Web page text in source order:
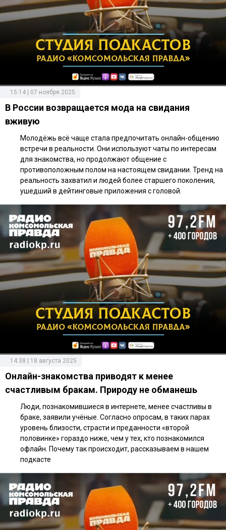
15:14 | 07 ноября 2025
В России возвращается мода на свидания
вживую
Молодёжь всё чаще стала предпочитать онлайн-общению
встречи в реальности. Они используют чаты по интересам
для знакомства, но продолжают общение с
противоположным полом на настоящем свидании. Тренд на
реальность захватил и людей более старшего поколения,
ушедший в дейтинговые приложения с головой.
14:38 | 18 августа 2025
Онлайн-знакомства приводят к менее
счастливым бракам. Природу не обманешь
Люди, познакомившиеся в интернете, менее счастливы в
браке, заявили учёные. Согласно опросам, в таких парах
уровень близости, страсти и преданности «второй
половинке» гораздо ниже, чем у тех, кто познакомился
офлайн. Почему так происходит, рассказываем в нашем
подкасте